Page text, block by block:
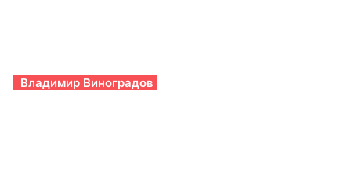
Владимир Виноградов